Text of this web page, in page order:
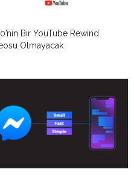
Bir YouTube Rewind
Olmayacak